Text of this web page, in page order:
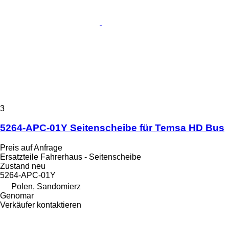
3
5264-APC-01Y Seitenscheibe für Temsa HD Bus
Preis auf Anfrage
Ersatzteile Fahrerhaus - Seitenscheibe
Zustand neu
5264-APC-01Y
Polen, Sandomierz
Genomar
Verkäufer kontaktieren